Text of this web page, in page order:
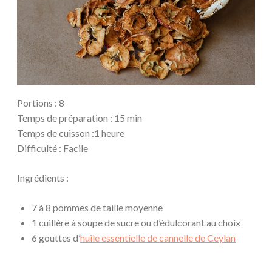
Portions : 8
Temps de préparation : 15 min
Temps de cuisson :1 heure
Difficulté : Facile
Ingrédients :
7 à 8 pommes de taille moyenne
1 cuillère à soupe de sucre ou d’édulcorant au choix
6 gouttes d’huile essentielle de cannelle de Ceylan